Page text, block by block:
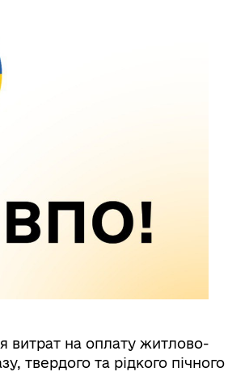
витрат на оплату житлово-
твердого та рідкого пічного